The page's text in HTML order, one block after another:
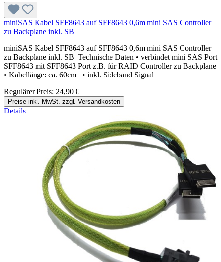
miniSAS Kabel SFF8643 auf SFF8643 0,6m mini SAS Controller
zu Backplane inkl. SB
miniSAS Kabel SFF8643 auf SFF8643 0,6m mini SAS Controller
zu Backplane inkl. SB Technische Daten • verbindet mini SAS Port
SFF8643 mit SFF8643 Port z.B. für RAID Controller zu Backplane
• Kabellänge: ca. 60cm • inkl. Sideband Signal
Regulärer Preis: 24,90 €
Preise inkl. MwSt. zzgl. Versandkosten
Details